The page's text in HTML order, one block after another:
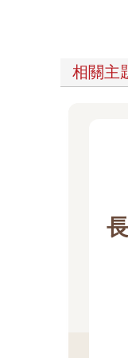
相關主